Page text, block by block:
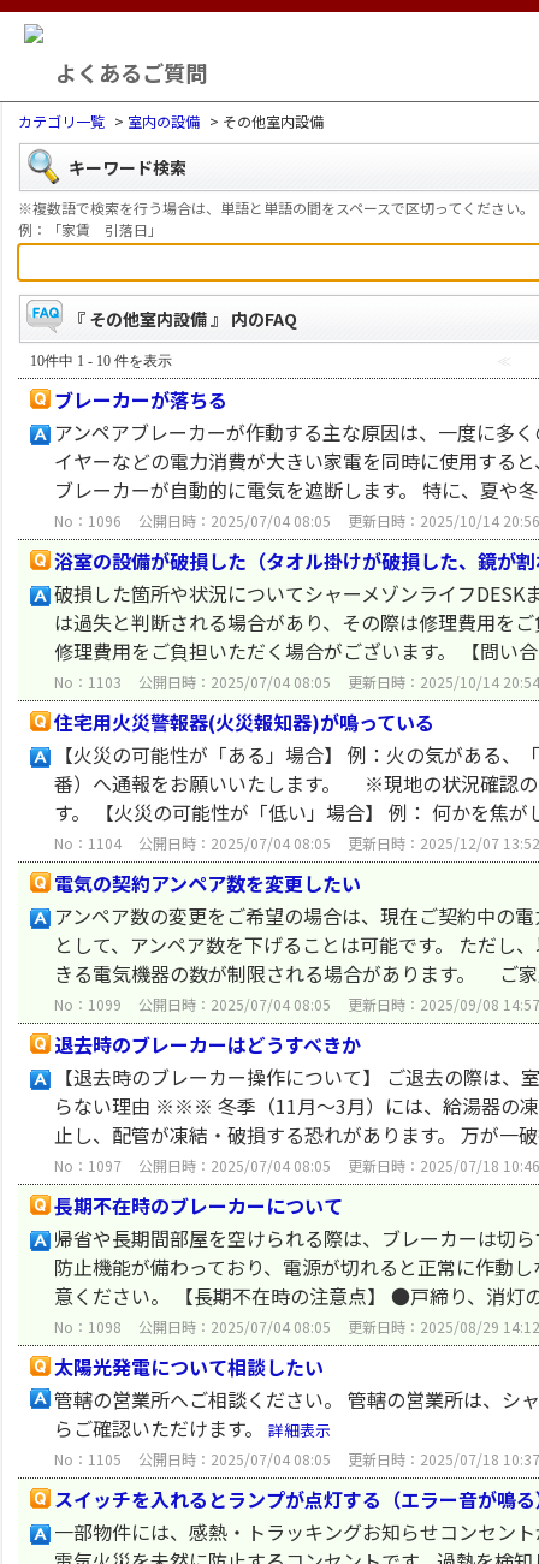
よくあるご質問
カテゴリ一覧 > 室内の設備 > その他室内設備
キーワード検索
※複数語で検索を行う場合は、単語と単語の間をスペースで区切ってください。
例：「家賃 引落日」
『 その他室内設備 』 内のFAQ
10件中 1 - 10 件を表示 ≪
ブレーカーが落ちる
アンペアブレーカーが作動する主な原因は、一度に多
イヤーなどの電力消費が大きい家電を同時に使用する
ブレーカーが自動的に電気を遮断します。 特に、夏や
No：1096 公開日時：2025/07/04 08:05 更新日時：2025/10/14 20:56
浴室の設備が破損した（タオル掛けが破損した、鏡が
破損した箇所や状況についてシャーメゾンライフ
は過失と判断される場合があり、その際は修理費用を
修理費用をご負担いただく場合がございます。 【問い
No：1103 公開日時：2025/07/04 08:05 更新日時：2025/10/14 20:54
住宅用火災警報器(火災報知器)が鳴っている
【火災の可能性が「ある」場合】 例：火の気がある
番）へ通報をお願いいたします。 ※現地の状況確認
す。 【火災の可能性が「低い」場合】 例： 何かを焦
No：1104 公開日時：2025/07/04 08:05 更新日時：2025/12/07 13:52
電気の契約アンペア数を変更したい
アンペア数の変更をご希望の場合は、現在ご契約中の
として、アンペア数を下げることは可能です。 ただし
きる電気機器の数が制限される場合があります。 ご
No：1099 公開日時：2025/07/04 08:05 更新日時：2025/09/08 14:57
退去時のブレーカーはどうすべきか
【退去時のブレーカー操作について】 ご退去の際は
らない理由 ※※※ 冬季（11月～3月）には、給湯器の
止し、配管が凍結・破損する恐れがあります。 万が一
No：1097 公開日時：2025/07/04 08:05 更新日時：2025/07/18 10:46
長期不在時のブレーカーについて
帰省や長期間部屋を空けられる際は、ブレーカーは切
防止機能が備わっており、電源が切れると正常に作動
意ください。 【長期不在時の注意点】 ●戸締り、消
No：1098 公開日時：2025/07/04 08:05 更新日時：2025/08/29 14:12
太陽光発電について相談したい
管轄の営業所へご相談ください。 管轄の営業所は、シ
らご確認いただけます。
詳細表示
No：1105 公開日時：2025/07/04 08:05 更新日時：2025/07/18 10:37
スイッチを入れるとランプが点灯する（エラー音が鳴
一部物件には、感熱・トラッキングお知らせコンセン